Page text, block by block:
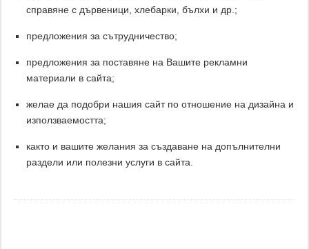
справяне с дървеници, хлебарки, бълхи и др.;
предложения за сътрудничество;
предложения за поставяне на Вашите рекламни
материали в сайта;
желае да подобри нашия сайт по отношение на дизайна и
използваемостта;
както и вашите желания за създаване на допълнителни
раздели или полезни услуги в сайта.